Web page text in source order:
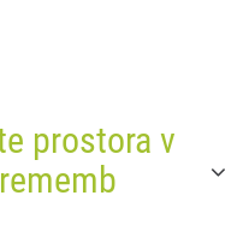
prostora v